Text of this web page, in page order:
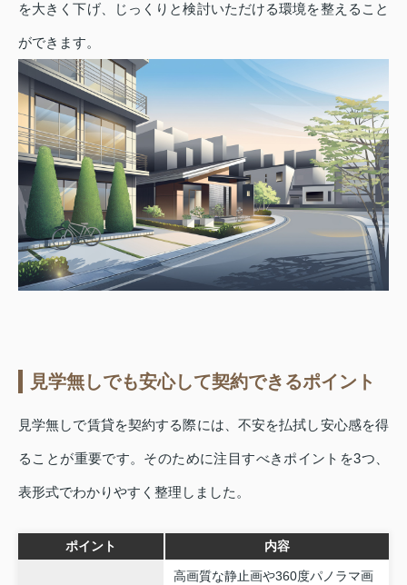
を大きく下げ、じっくりと検討いただける環境を整えること
ができます。
見学無しでも安心して契約できるポイント
見学無しで賃貸を契約する際には、不安を払拭し安心感を得
ることが重要です。そのために注目すべきポイントを3つ、
表形式でわかりやすく整理しました。
ポイント 内容
高画質な静止画や360度パノラマ画